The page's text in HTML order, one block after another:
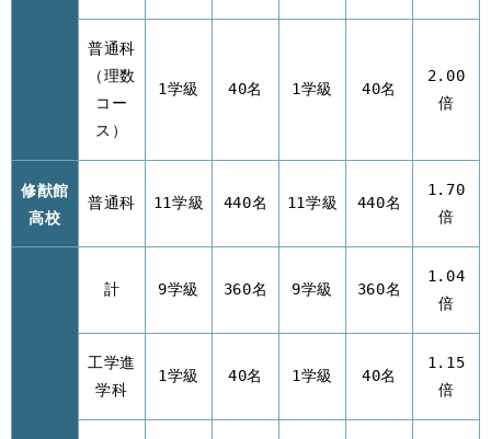
普通科
（理数
コー
ス）
1学級 40名 1学級 40名
2.00
倍
修猷館
高校
普通科 11学級 440名 11学級 440名
1.70
倍
計 9学級 360名 9学級 360名
1.04
倍
工学進
学科
1学級 40名 1学級 40名
1.15
倍